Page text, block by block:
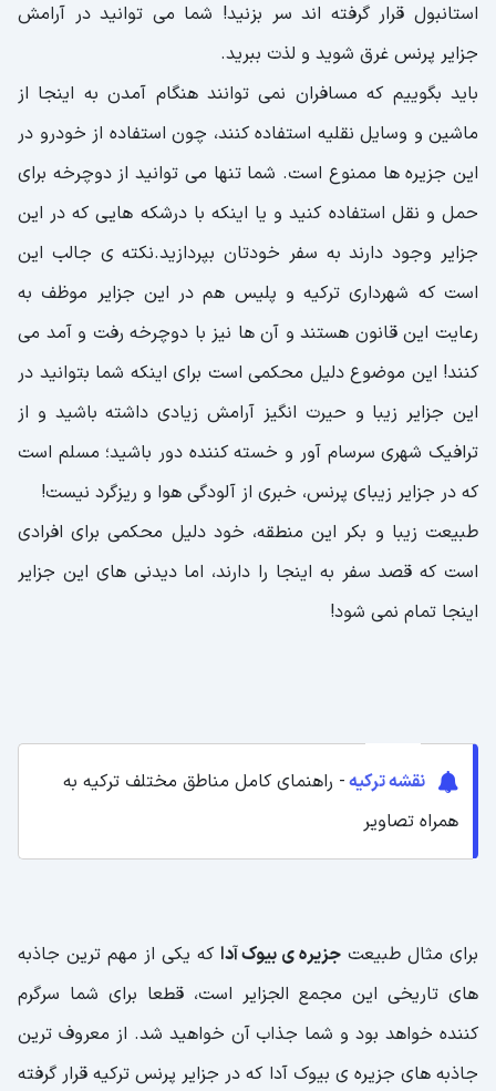
استانبول قرار گرفته اند سر بزنید! شما می توانید در آرامش
جزایر پرنس غرق شوید و لذت ببرید.
باید بگوییم که مسافران نمی توانند هنگام آمدن به اینجا از
ماشین و وسایل نقلیه استفاده کنند، چون استفاده از خودرو در
این جزیره ها ممنوع است. شما تنها می توانید از دوچرخه برای
حمل و نقل استفاده کنید و یا اینکه با درشکه هایی که در این
جزایر وجود دارند به سفر خودتان بپردازید.نکته ی جالب این
است که شهرداری ترکیه و پلیس هم در این جزایر موظف به
رعایت این قانون هستند و آن ها نیز با دوچرخه رفت و آمد می
کنند! این موضوع دلیل محکمی است برای اینکه شما بتوانید در
این جزایر زیبا و حیرت انگیز آرامش زیادی داشته باشید و از
ترافیک شهری سرسام آور و خسته کننده دور باشید؛ مسلم است
که در جزایر زیبای پرنس، خبری از آلودگی هوا و ریزگرد نیست!
طبیعت زیبا و بکر این منطقه، خود دلیل محکمی برای افرادی
است که قصد سفر به اینجا را دارند، اما دیدنی های این جزایر
اینجا تمام نمی شود!
نقشه ترکیه- راهنمای کامل مناطق مختلف ترکیه به
همراه تصاویر
برای مثال طبیعت جزیره ی بیوک آدا که یکی از مهم ترین جاذبه
های تاریخی این مجمع الجزایر است، قطعا برای شما سرگرم
کننده خواهد بود و شما جذاب آن خواهید شد. از معروف ترین
جاذبه های جزیره ی بیوک آدا که در جزایر پرنس ترکیه قرار گرفته